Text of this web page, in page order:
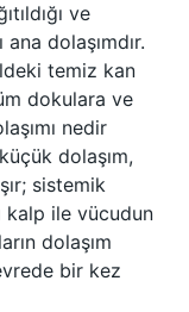
ve
dolaşımdır.
temiz kan
dokulara ve
nedir
dolaşım,
sistemik
kalp ile vücudun
dolaşım
bir kez